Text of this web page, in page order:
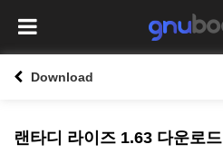
Download
랜타디 라이즈 1.63 다운로드